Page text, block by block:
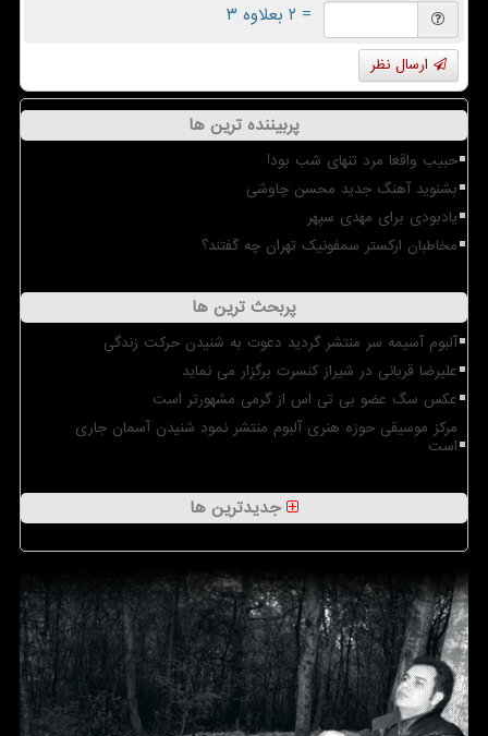
= ۲ بعلاوه ۳
ارسال نظر
پربیننده ترین ها
حبیب واقعا مرد تنهای شب بود!
بشنوید آهنگ جدید محسن چاوشی
یادبودی برای مهدی سپهر
مخاطبان ارکستر سمفونیک تهران چه گفتند؟
پربحث ترین ها
آلبوم آسیمه سر منتشر گردید دعوت به شنیدن حرکت زندگی
علیرضا قربانی در شیراز کنسرت برگزار می نماید
عکس سگ عضو بی تی اس از گرمی مشهورتر است
مرکز موسیقی حوزه هنری آلبوم منتشر نمود شنیدن آسمان جاری
است
جدیدترین ها